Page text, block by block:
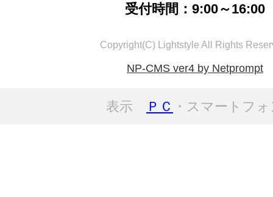
受付時間：9:00～16:00
Copyright(C) Lightstyle All Rights
NP-CMS ver4 by Netprompt
表示 ＰＣ ・スマートフ